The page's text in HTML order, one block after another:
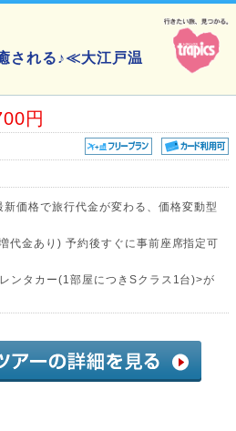
される♪≪大江戸温
円
価格で旅行代金が変わる、価格変動型
代金あり) 予約後すぐに事前座席指定可
ンタカー(1部屋につきSクラス1台)>が